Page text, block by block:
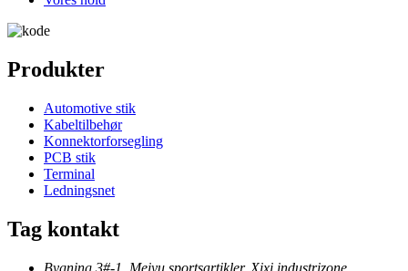
Produkter
Automotive stik
Kabeltilbehør
Konnektorforsegling
PCB stik
Terminal
Ledningsnet
Tag kontakt
Bygning 3#-1, Meiyu sportsartikler, Xixi industrizone,